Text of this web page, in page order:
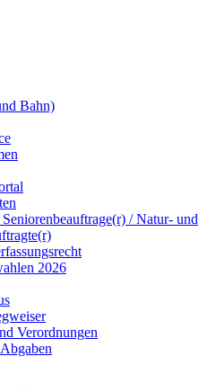
Bahn)
/ Natur- und
2026
Verordnungen